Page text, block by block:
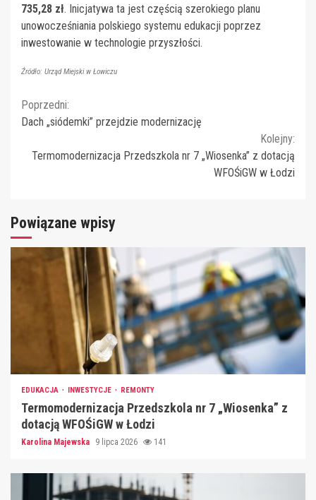
735,28 zł. Inicjatywa ta jest częścią szerokiego planu
unowocześniania polskiego systemu edukacji poprzez
inwestowanie w technologie przyszłości.
Źródło: Urząd Miejski w Łowiczu
Continue
Poprzedni:
Dach „siódemki” przejdzie modernizację
Kolejny:
Termomodernizacja Przedszkola nr 7 „Wiosenka” z dotacją
WFOŚiGW w Łodzi
Powiązane wpisy
EDUKACJA INWESTYCJE REMONTY
Termomodernizacja Przedszkola nr 7 „Wiosenka” z
dotacją WFOŚiGW w Łodzi
Karolina Majewska 9 lipca 2026 141